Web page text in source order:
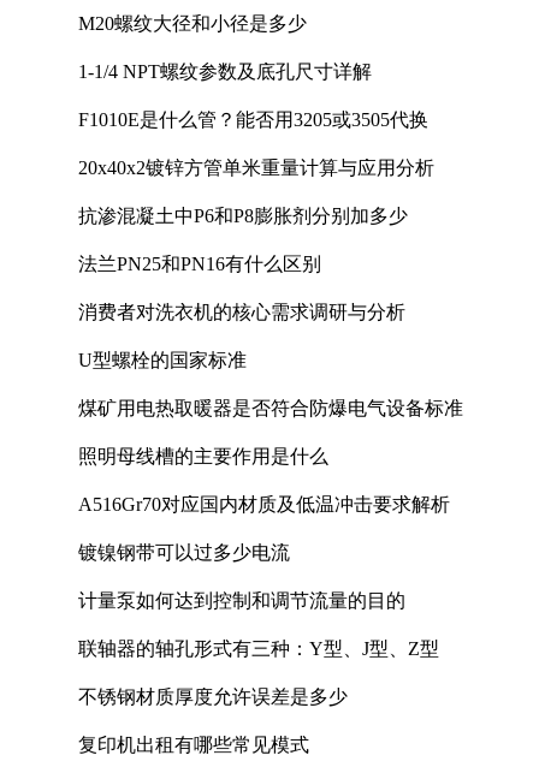
M20螺纹大径和小径是多少
1-1/4 NPT螺纹参数及底孔尺寸详解
F1010E是什么管？能否用3205或3505代换
20x40x2镀锌方管单米重量计算与应用分析
抗渗混凝土中P6和P8膨胀剂分别加多少
法兰PN25和PN16有什么区别
消费者对洗衣机的核心需求调研与分析
U型螺栓的国家标准
煤矿用电热取暖器是否符合防爆电气设备标准
照明母线槽的主要作用是什么
A516Gr70对应国内材质及低温冲击要求解析
镀镍钢带可以过多少电流
计量泵如何达到控制和调节流量的目的
联轴器的轴孔形式有三种：Y型、J型、Z型
不锈钢材质厚度允许误差是多少
复印机出租有哪些常见模式